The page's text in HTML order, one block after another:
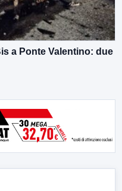
a Ponte Valentino: due